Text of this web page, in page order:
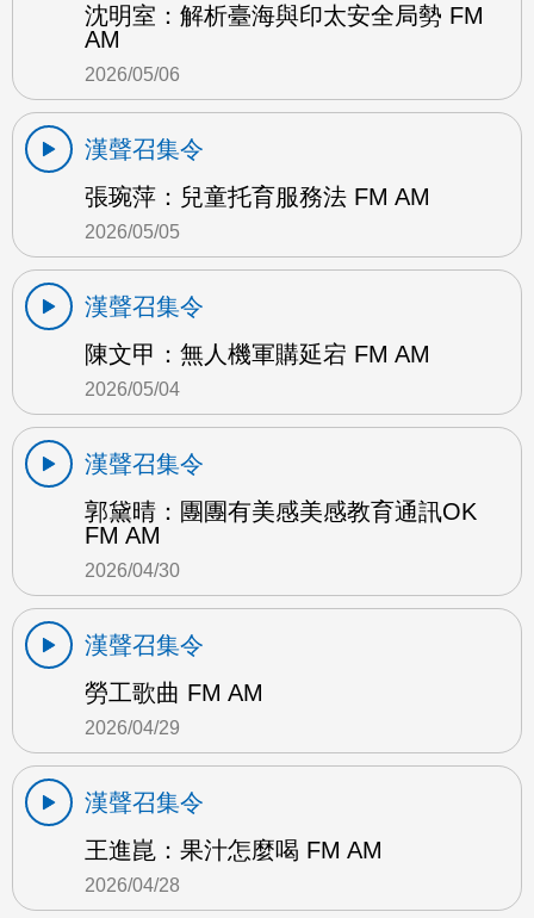
沈明室：解析臺海與印太安全局勢 FM
AM
2026/05/06
漢聲召集令
張琬萍：兒童托育服務法 FM AM
2026/05/05
漢聲召集令
陳文甲：無人機軍購延宕 FM AM
2026/05/04
漢聲召集令
郭黛晴：團團有美感美感教育通訊OK
FM AM
2026/04/30
漢聲召集令
勞工歌曲 FM AM
2026/04/29
漢聲召集令
王進崑：果汁怎麼喝 FM AM
2026/04/28